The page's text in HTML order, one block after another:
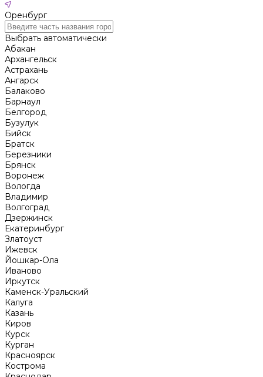
Оренбург
Выбрать автоматически
Абакан
Архангельск
Астрахань
Ангарск
Балаково
Барнаул
Белгород
Бузулук
Бийск
Братск
Березники
Брянск
Воронеж
Вологда
Владимир
Волгоград
Дзержинск
Екатеринбург
Златоуст
Ижевск
Йошкар-Ола
Иваново
Иркутск
Каменск-Уральский
Калуга
Казань
Киров
Курск
Курган
Красноярск
Кострома